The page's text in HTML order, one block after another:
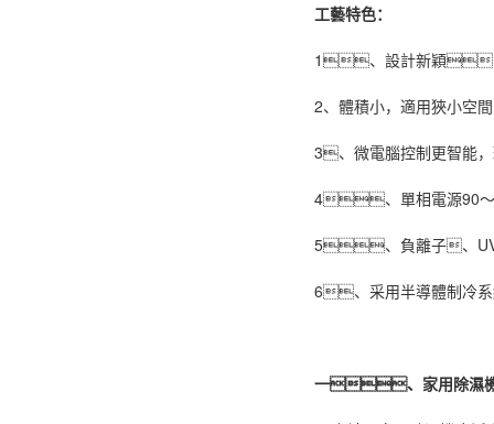
工藝特色：
1、設計新穎
2、體積小，適用狹小
3、微電腦控制更智能
4、單相電源90～
5、負離子、UV
6、采用半導體制
一、家用除濕